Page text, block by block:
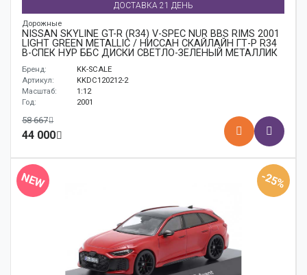
ДОСТАВКА 21 ДЕНЬ
Дорожные
NISSAN SKYLINE GT-R (R34) V-SPEC NÜR BBS RIMS 2001
LIGHT GREEN METALLIC / НИССАН СКАЙЛАЙН ГТ-Р R34
В-СПЕК НУР ББС ДИСКИ СВЕТЛО-ЗЕЛЕНЫЙ МЕТАЛЛИК
Бренд:
KK-SCALE
Артикул:
KKDC120212-2
Масштаб:
1:12
Год:
2001
58 667
44 000
NEW -25%